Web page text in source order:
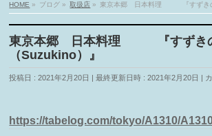
HOME » ブログ » 取扱店 » 東京本郷 日本料理 『すずきの
東京本郷 日本料理 『すずき
（Suzukino）』
投稿日 : 2021年2月20日 最終更新日時 : 2021年2月20日
https://tabelog.com/tokyo/A1310/